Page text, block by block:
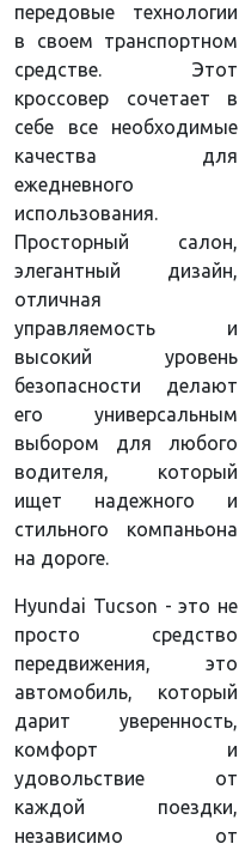
передовые технологии
в своем транспортном
средстве. Этот
кроссовер сочетает в
себе все необходимые
качества для
ежедневного
использования.
Просторный салон,
элегантный дизайн,
отличная
управляемость и
высокий уровень
безопасности делают
его универсальным
выбором для любого
водителя, который
ищет надежного и
стильного компаньона
на дороге.
Hyundai Tucson - это не
просто средство
передвижения, это
автомобиль, который
дарит уверенность,
комфорт и
удовольствие от
каждой поездки,
независимо от